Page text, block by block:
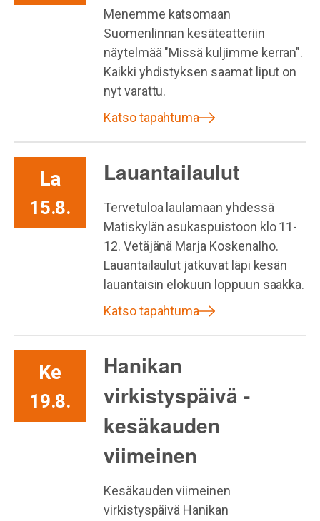
Menemme katsomaan
Suomenlinnan kesäteatteriin
näytelmää "Missä kuljimme kerran".
Kaikki yhdistyksen saamat liput on
nyt varattu.
Katso tapahtuma
La
15.8.
Lauantailaulut
Tervetuloa laulamaan yhdessä
Matiskylän asukaspuistoon klo 11-
12. Vetäjänä Marja Koskenalho.
Lauantailaulut jatkuvat läpi kesän
lauantaisin elokuun loppuun saakka.
Katso tapahtuma
Ke
19.8.
Hanikan
virkistyspäivä -
kesäkauden
viimeinen
Kesäkauden viimeinen
virkistyspäivä Hanikan